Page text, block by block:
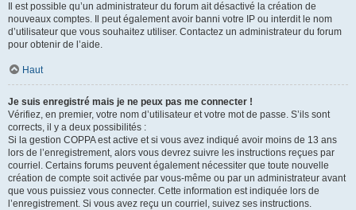
Il est possible qu’un administrateur du forum ait désactivé la création de
nouveaux comptes. Il peut également avoir banni votre IP ou interdit le nom
d’utilisateur que vous souhaitez utiliser. Contactez un administrateur du forum
pour obtenir de l’aide.
Haut
Je suis enregistré mais je ne peux pas me connecter !
Vérifiez, en premier, votre nom d’utilisateur et votre mot de passe. S’ils sont
corrects, il y a deux possibilités :
Si la gestion COPPA est active et si vous avez indiqué avoir moins de 13 ans
lors de l’enregistrement, alors vous devrez suivre les instructions reçues par
courriel. Certains forums peuvent également nécessiter que toute nouvelle
création de compte soit activée par vous-même ou par un administrateur avant
que vous puissiez vous connecter. Cette information est indiquée lors de
l’enregistrement. Si vous avez reçu un courriel, suivez ses instructions.